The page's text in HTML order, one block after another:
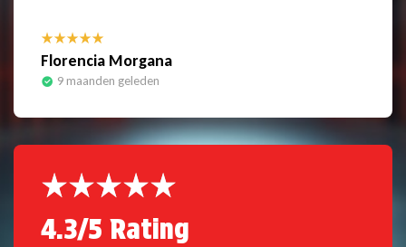
4.3/5 Rating
Florencia Morgana
9 maanden geleden